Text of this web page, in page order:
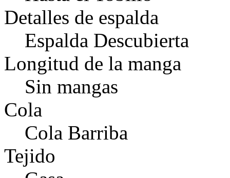
Detalles de espalda
Espalda Descubierta
Longitud de la manga
Sin mangas
Cola
Cola Barriba
Tejido